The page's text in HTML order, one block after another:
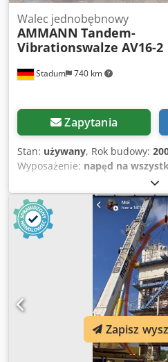
Stadum 740 km
Walec jednobębnowy
AMMANN Tandem-
Vibrationswalze AV16-2
Zapytania
Stan: używany, Rok budowy:
Wyposażenie: napęd na
5806 Ammann Walec
typ AV16-2 ----* Producent:
produkcji: 2007 * Kolor: żółty *
1.501 h * Masa: 1.580 kg *
Maks. szerokość robocza: ok.
transportowa: ok. 2,25 m *
0,90 m * Wysokość
kierowniczy * Zdolność
wibracją / 40% bez wibracji *
/ 21 KM * Zbiornik na wodę: ok.
26 l * Zbiornik oleju
podwójny * Podwójna wibracja
* Centralny uchwyt do
Zapisz